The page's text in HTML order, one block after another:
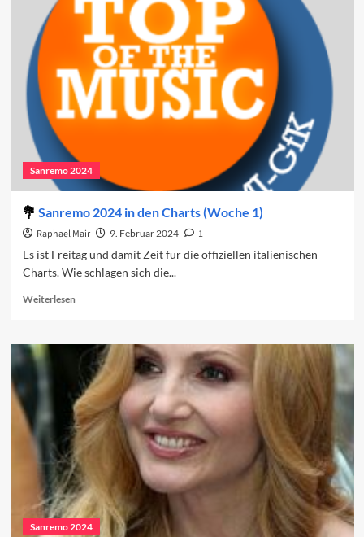
Der
vierte
Abend
Sanremo 2024
Sanremo 2024 in den Charts (Woche 1)
Raphael Mair 9. Februar 2024
1
Es ist Freitag und damit Zeit für die offiziellen italienischen
Charts. Wie schlagen sich die...
WeiterlesenRead
Sanremo
2024
den
Charts
(Woche
1)
Sanremo 2024